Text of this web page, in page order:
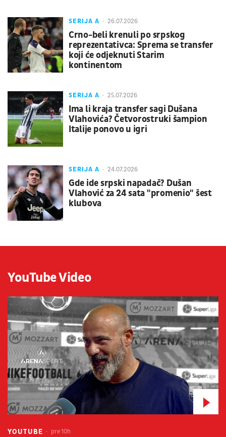
SERIJA A 26.07.2026
Crno-beli krenuli po srpskog
reprezentativca: Sprema se transfer
koji će odjeknuti Starim
kontinentom
SERIJA A 25.07.2026
Ima li kraja transfer sagi Dušana
Vlahovića? Četvorostruki šampion
Italije ponovo u igri
SERIJA A 24.07.2026
Gde ide srpski napadač? Dušan
Vlahović za 24 sata "promenio" šest
klubova
YouTube Video
YOUTUBE pre 10h